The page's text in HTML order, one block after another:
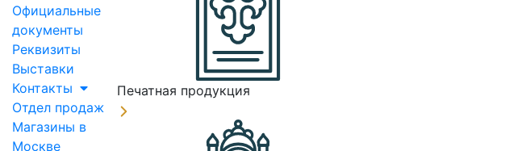
Официальные
документы
Реквизиты
Выставки
Контакты
Отдел продаж
Магазины в
Москве
Печатная продукция